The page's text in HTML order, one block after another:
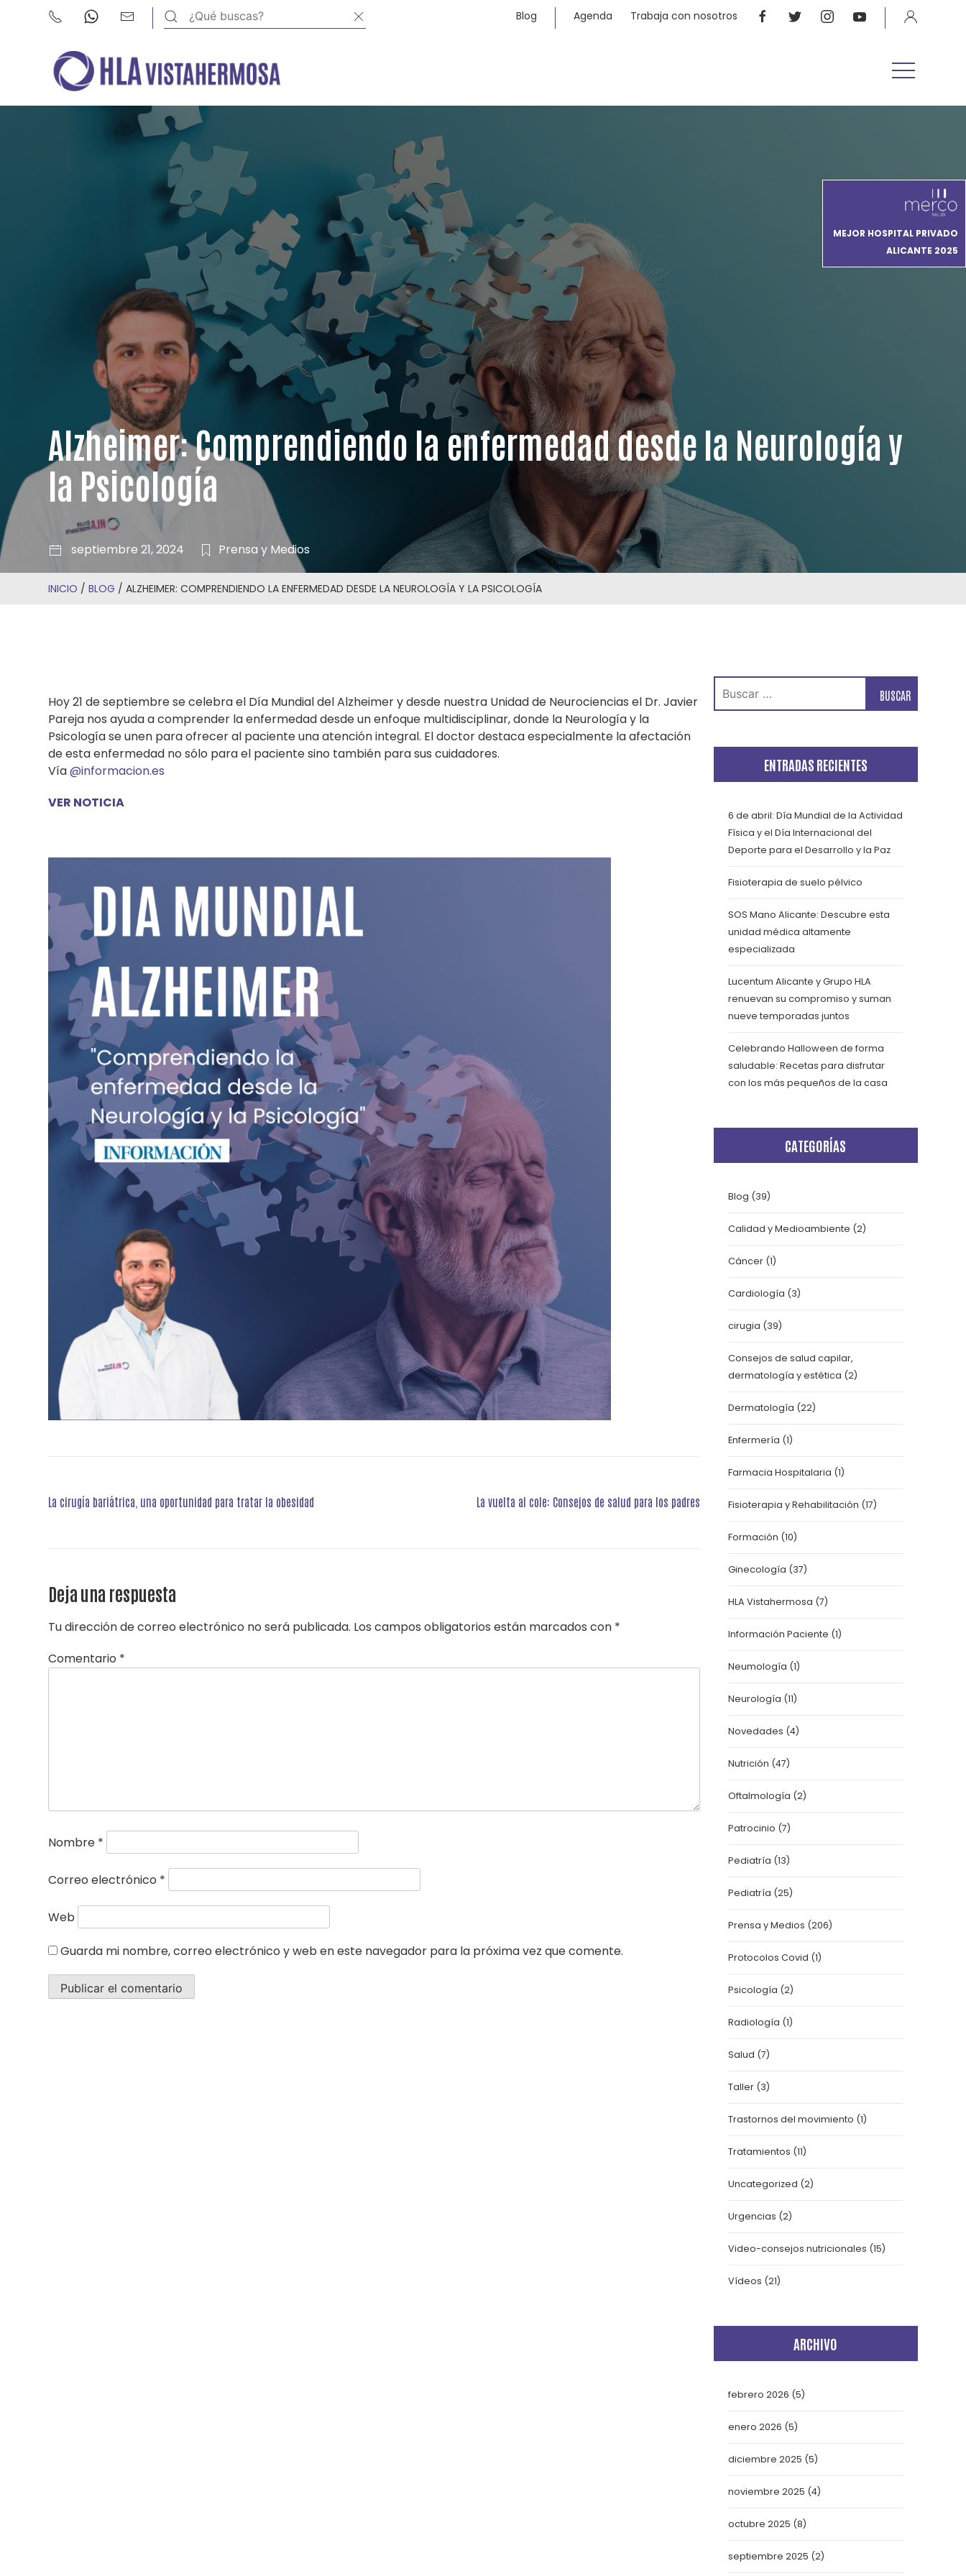
Blog Agenda Trabaja con nosotros
MEJOR HOSPITAL PRIVADO
ALICANTE 2025
Alzheimer: Comprendiendo la enfermedad desde la Neurología y
la Psicología
septiembre 21, 2024 Prensa y Medios
INICIO /BLOG /ALZHEIMER: COMPRENDIENDO LA ENFERMEDAD DESDE LA NEUROLOGÍA Y LA PSICOLOGÍA
Hoy 21 de septiembre se celebra el Día Mundial del Alzheimer y desde nuestra Unidad de Neurociencias el Dr. Javier
Pareja nos ayuda a comprender la enfermedad desde un enfoque multidisciplinar, donde la Neurología y la
Psicología se unen para ofrecer al paciente una atención integral. El doctor destaca especialmente la afectación
de esta enfermedad no sólo para el paciente sino también para sus cuidadores.
Vía@informacion.es
VER NOTICIA
Navegación
La cirugía bariátrica, una oportunidad para tratar la obesidad La vuelta al cole: Consejos de salud para los padres
Deja una respuesta
Tu dirección de correo electrónico no será publicada. Los campos obligatorios están marcados con *
Comentario *
Nombre *
Correo electrónico *
Web
Guarda mi nombre, correo electrónico y web en este navegador para la próxima vez que comente.
ENTRADAS RECIENTES
6 de abril: Día Mundial de la Actividad
Física y el Día Internacional del
Deporte para el Desarrollo y la Paz
Fisioterapia de suelo pélvico
SOS Mano Alicante: Descubre esta
unidad médica altamente
especializada
Lucentum Alicante y Grupo HLA
renuevan su compromiso y suman
nueve temporadas juntos
Celebrando Halloween de forma
saludable: Recetas para disfrutar
con los más pequeños de la casa
CATEGORÍAS
Blog (39)
Calidad y Medioambiente (2)
Cáncer(1)
Cardiología (3)
cirugia (39)
Consejos de salud capilar,
dermatología y estética (2)
Dermatología (22)
Enfermería (1)
Farmacia Hospitalaria (1)
Fisioterapia y Rehabilitación (17)
Formación (10)
Ginecología (37)
HLA Vistahermosa (7)
Información Paciente (1)
Neumología (1)
Neurología (11)
Novedades (4)
Nutrición (47)
Oftalmología (2)
Patrocinio (7)
Pediatría (13)
Pediatría (25)
Prensa y Medios (206)
Protocolos Covid (1)
Psicología (2)
Radiología (1)
Salud (7)
Taller(3)
Trastornos del movimiento (1)
Tratamientos (11)
Uncategorized (2)
Urgencias (2)
Video-consejos nutricionales (15)
Vídeos (21)
ARCHIVO
febrero 2026 (5)
enero 2026 (5)
diciembre 2025 (5)
noviembre 2025 (4)
octubre 2025 (8)
septiembre 2025 (2)